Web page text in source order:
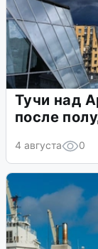
Тучи над
после
4 августа 0